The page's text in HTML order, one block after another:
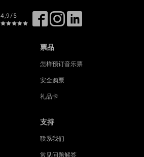
4,9/5
票品
怎样预订音乐票
安全购票
礼品卡
支持
联系我们
常见问题解答